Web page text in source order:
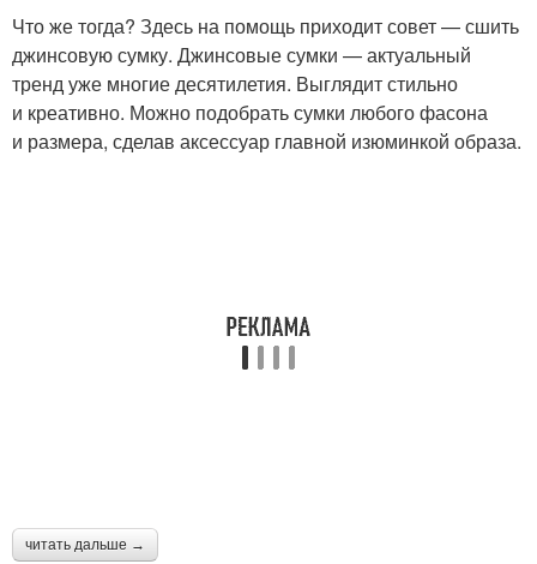
Что же тогда? Здесь на помощь приходит совет — сшить
джинсовую сумку. Джинсовые сумки — актуальный
тренд уже многие десятилетия. Выглядит стильно
и креативно. Можно подобрать сумки любого фасона
и размера, сделав аксессуар главной изюминкой образа.
читать дальше →